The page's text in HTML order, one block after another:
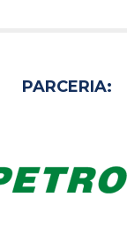
PARCERIA: